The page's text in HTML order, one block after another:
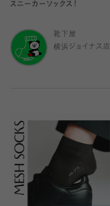
スニーカーソックス！
靴下屋
横浜ジョイナス店